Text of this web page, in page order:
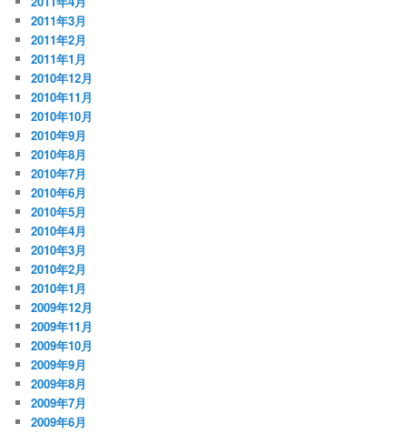
2011年3月
2011年2月
2011年1月
2010年12月
2010年11月
2010年10月
2010年9月
2010年8月
2010年7月
2010年6月
2010年5月
2010年4月
2010年3月
2010年2月
2010年1月
2009年12月
2009年11月
2009年10月
2009年9月
2009年8月
2009年7月
2009年6月